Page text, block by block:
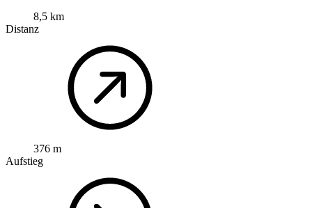
8,5 km
Distanz
376 m
Aufstieg